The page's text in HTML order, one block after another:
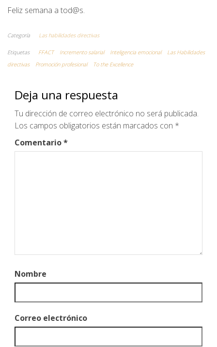
Feliz semana a tod@s.
Categoría Las habilidades directivas
Etiquetas FFACT Incremento salarial Inteligencia emocional
Las Habilidades
directivas
Promoción profesional To the Excellence
Deja una respuesta
Tu dirección de correo electrónico no será publicada.
Los campos obligatorios están marcados con *
Comentario*
Nombre
Correo electrónico